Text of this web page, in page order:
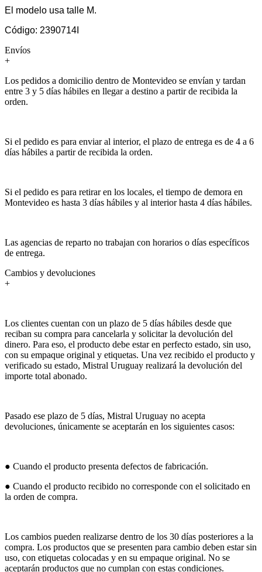
El modelo usa talle M.
Código: 2390714I
Envíos
+
Los pedidos a domicilio dentro de Montevideo se envían y tardan
entre 3 y 5 días hábiles en llegar a destino a partir de recibida la
orden.
Si el pedido es para enviar al interior, el plazo de entrega es de 4 a 6
días hábiles a partir de recibida la orden.
Si el pedido es para retirar en los locales, el tiempo de demora en
Montevideo es hasta 3 días hábiles y al interior hasta 4 días hábiles.
Las agencias de reparto no trabajan con horarios o días específicos
de entrega.
Cambios y devoluciones
+
Los clientes cuentan con un plazo de 5 días hábiles desde que
reciban su compra para cancelarla y solicitar la devolución del
dinero. Para eso, el producto debe estar en perfecto estado, sin uso,
con su empaque original y etiquetas. Una vez recibido el producto y
verificado su estado, Mistral Uruguay realizará la devolución del
importe total abonado.
Pasado ese plazo de 5 días, Mistral Uruguay no acepta
devoluciones, únicamente se aceptarán en los siguientes casos:
● Cuando el producto presenta defectos de fabricación.
● Cuando el producto recibido no corresponde con el solicitado en
la orden de compra.
Los cambios pueden realizarse dentro de los 30 días posteriores a la
compra. Los productos que se presenten para cambio deben estar sin
uso, con etiquetas colocadas y en su empaque original. No se
aceptarán productos que no cumplan con estas condiciones.